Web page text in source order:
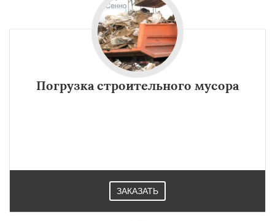
Погрузка строительного мусора
ЗАКАЗАТЬ